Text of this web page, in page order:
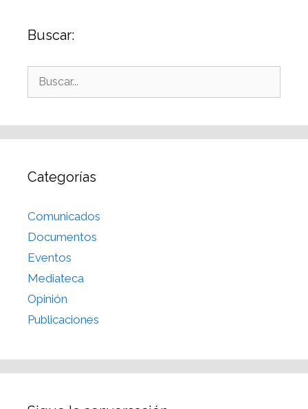
Buscar:
Categorías
Comunicados
Documentos
Eventos
Mediateca
Opinión
Publicaciones